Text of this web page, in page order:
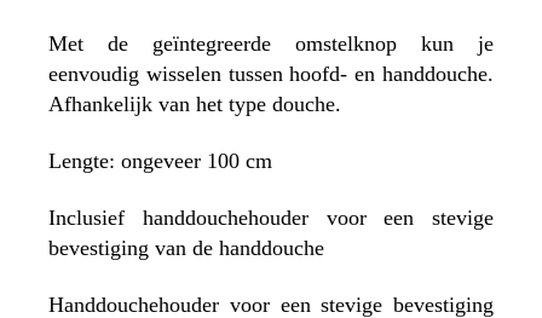
Met de geïntegreerde omstelknop kun je
eenvoudig wisselen tussen hoofd- en handdouche.
Afhankelijk van het type douche.
Lengte: ongeveer 100 cm
Inclusief handdouchehouder voor een stevige
bevestiging van de handdouche
Handdouchehouder voor een stevige bevestiging